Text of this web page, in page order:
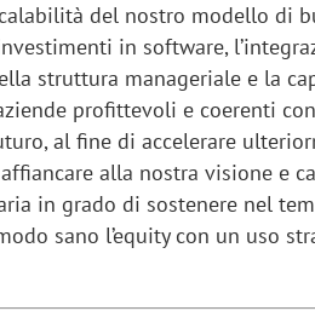
del nostro modello di
in software,
struttura manageriale e la
profittevoli e coerenti
al fine di accelerare
alla nostra visione e
in grado di sostenere nel
sano l’equity con un uso